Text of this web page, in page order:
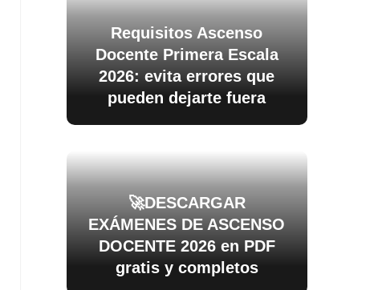
Requisitos Ascenso
Docente Primera Escala
2026: evita errores que
pueden dejarte fuera
🚀DESCARGAR
EXÁMENES DE ASCENSO
DOCENTE 2026 en PDF
gratis y completos